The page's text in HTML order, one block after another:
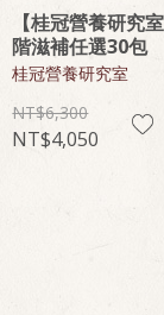
【桂冠營養研究
階滋補任選30包
桂冠營養研究室
6,300
4,050